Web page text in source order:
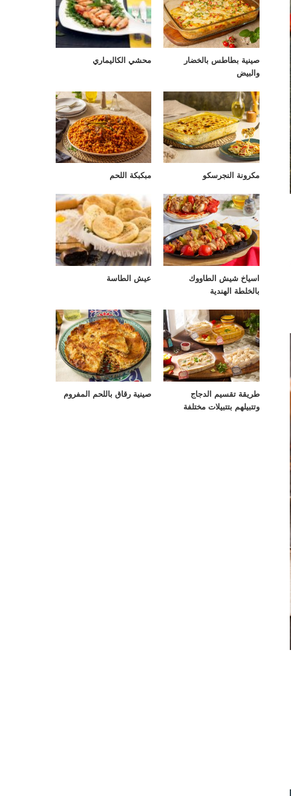
صينية بطاطس بالخضار
والبيض
محشي الكاليماري
مكرونة النجرسكو مبكبكة اللحم
اسياخ شيش الطاووك
بالخلطة الهندية
عيش الطاسة
طريقة تقسيم الدجاج
وتتبيلهم بتتبيلات مختلفة
صينية رقاق باللحم المفروم